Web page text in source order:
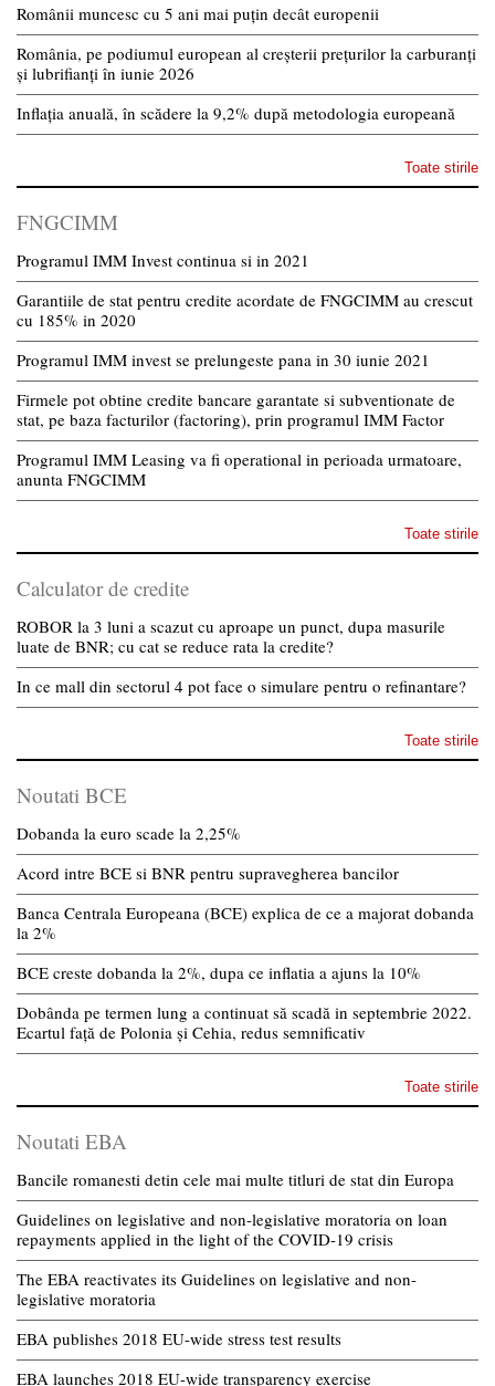
Românii muncesc cu 5 ani mai puțin decât europenii
România, pe podiumul european al creșterii prețurilor la carburanți
și lubrifianți în iunie 2026
Inflația anuală, în scădere la 9,2% după metodologia europeană
Toate stirile
FNGCIMM
Programul IMM Invest continua si in 2021
Garantiile de stat pentru credite acordate de FNGCIMM au crescut
cu 185% in 2020
Programul IMM invest se prelungeste pana in 30 iunie 2021
Firmele pot obtine credite bancare garantate si subventionate de
stat, pe baza facturilor (factoring), prin programul IMM Factor
Programul IMM Leasing va fi operational in perioada urmatoare,
anunta FNGCIMM
Toate stirile
Calculator de credite
ROBOR la 3 luni a scazut cu aproape un punct, dupa masurile
luate de BNR; cu cat se reduce rata la credite?
In ce mall din sectorul 4 pot face o simulare pentru o refinantare?
Toate stirile
Noutati BCE
Dobanda la euro scade la 2,25%
Acord intre BCE si BNR pentru supravegherea bancilor
Banca Centrala Europeana (BCE) explica de ce a majorat dobanda
la 2%
BCE creste dobanda la 2%, dupa ce inflatia a ajuns la 10%
Dobânda pe termen lung a continuat să scadă in septembrie 2022.
Ecartul față de Polonia și Cehia, redus semnificativ
Toate stirile
Noutati EBA
Bancile romanesti detin cele mai multe titluri de stat din Europa
Guidelines on legislative and non-legislative moratoria on loan
repayments applied in the light of the COVID-19 crisis
The EBA reactivates its Guidelines on legislative and non-
legislative moratoria
EBA publishes 2018 EU-wide stress test results
EBA launches 2018 EU-wide transparency exercise